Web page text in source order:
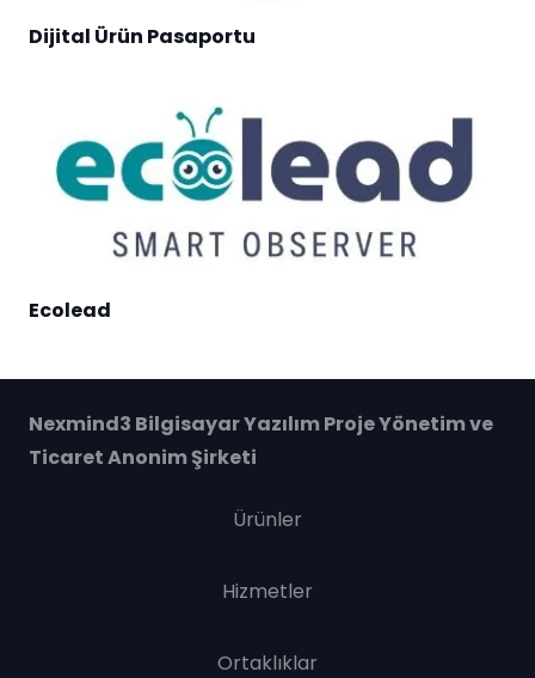
Dijital Ürün Pasaportu
Ecolead
Nexmind3 Bilgisayar Yazılım Proje Yönetim ve
Ticaret Anonim Şirketi
Ürünler
Hizmetler
Ortaklıklar